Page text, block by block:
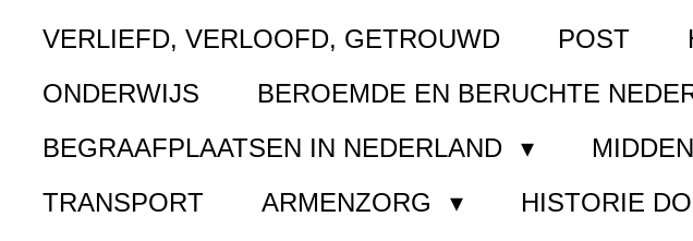
VERLIEFD, VERLOOFD, GETROUWD
POST
ONDERWIJS
BEROEMDE EN BERUCHTE
BEGRAAFPLAATSEN IN NEDERLAND
TRANSPORT
ARMENZORG
HISTORIE